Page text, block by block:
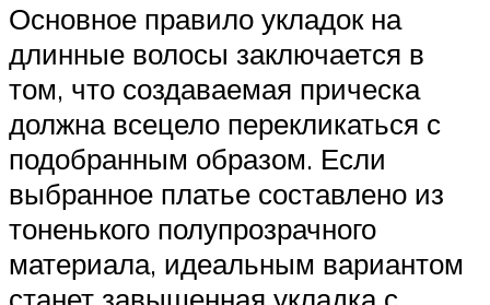
Основное правило укладок на
длинные волосы заключается в
том, что создаваемая прическа
должна всецело перекликаться с
подобранным образом. Если
выбранное платье составлено из
тоненького полупрозрачного
материала, идеальным вариантом